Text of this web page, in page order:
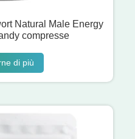
Natural Male Energy
compresse
di più